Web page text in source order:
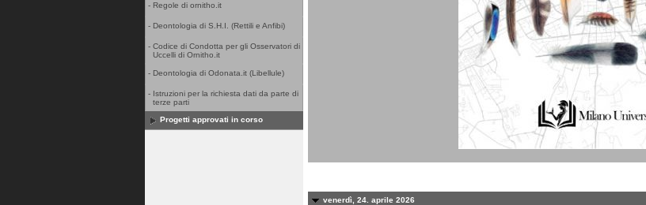
- Regole di ornitho.it
- Deontologia di S.H.I. (Rettili e Anfibi)
- Codice di Condotta per gli Osservatori di
Uccelli di Ornitho.it
- Deontologia di Odonata.it (Libellule)
- Istruzioni per la richiesta dati da parte di
terze parti
Progetti approvati in corso
venerdì, 24. aprile 2026